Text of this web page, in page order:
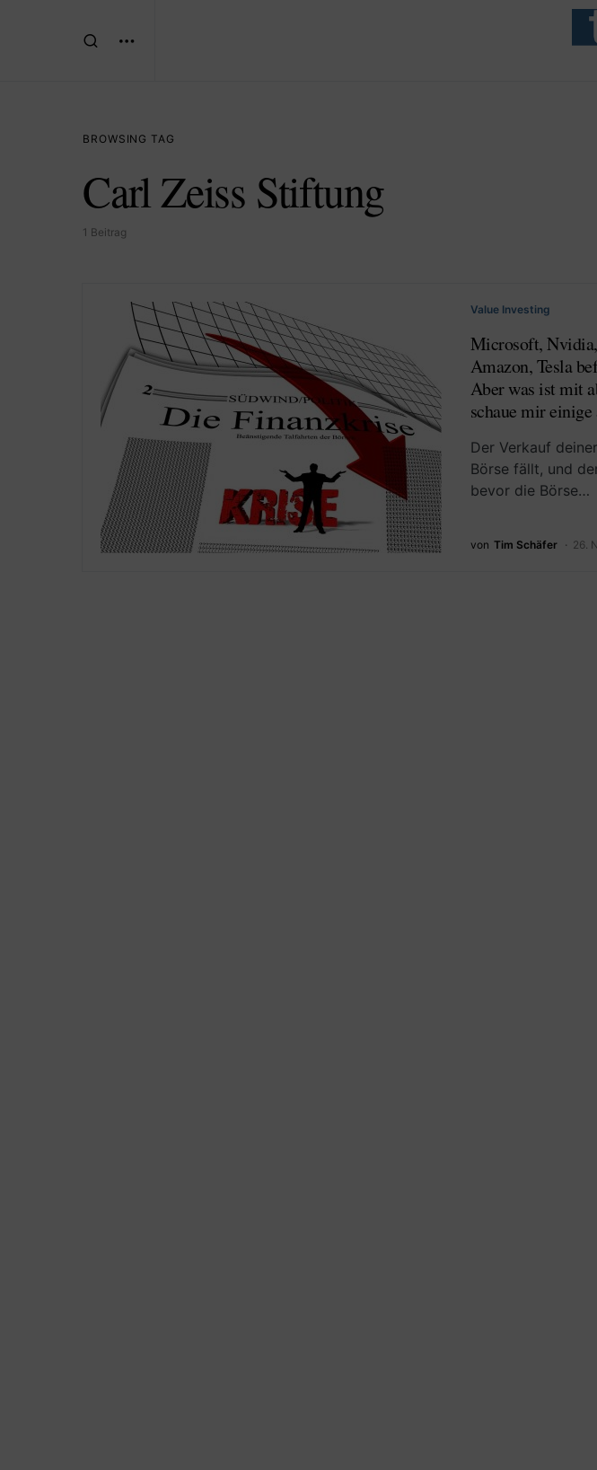
BROWSING TAG
Carl Zeiss Stiftung
1 Beitrag
Value Investing
Microsoft,
Amazon, Tesla
Aber was ist mit
schaue mir einige
Der Verkauf
Börse fällt, und
bevor die Börse…
von Tim Schäfer 26.